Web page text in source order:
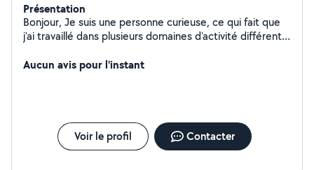
Présentation
Bonjour, Je suis une personne curieuse, ce qui fait que
j'ai travaillé dans plusieurs domaines d'activité différents.
vous aider pour de la conduite, dans des petits travaux
Aucun avis pour l'instant
Voir le profil Contacter